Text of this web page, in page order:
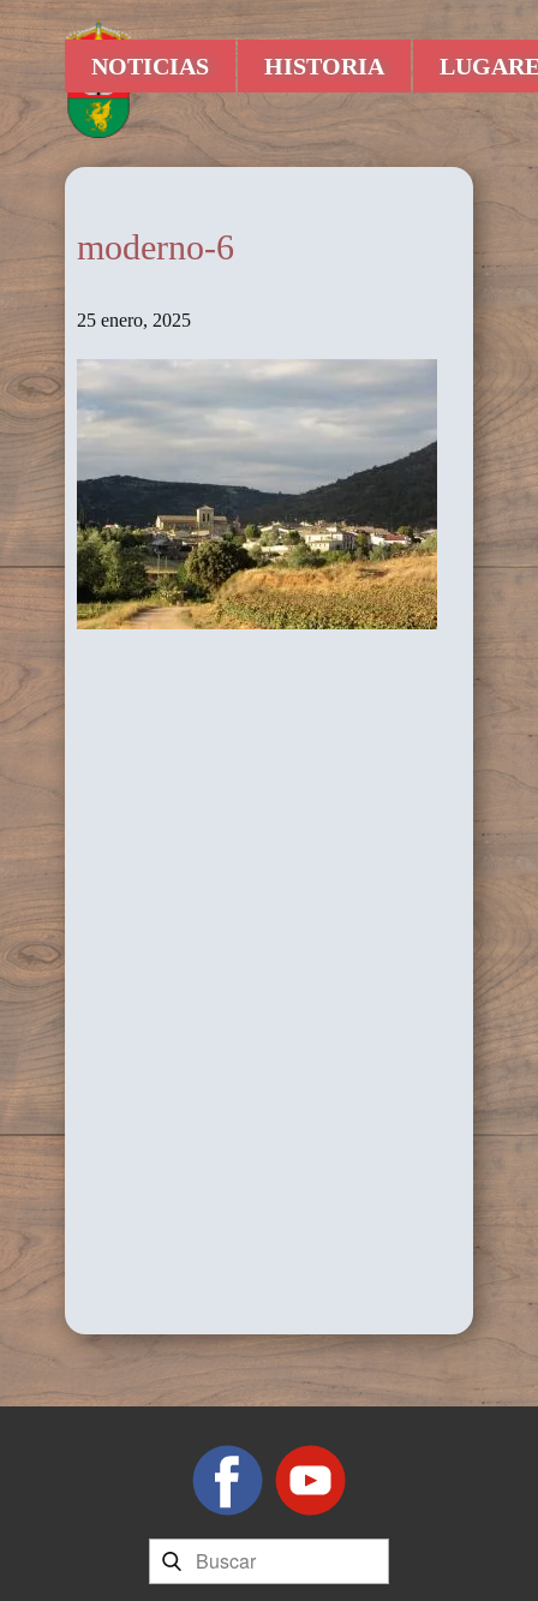
NOTICIAS HISTORIA
moderno-6
25 enero, 2025